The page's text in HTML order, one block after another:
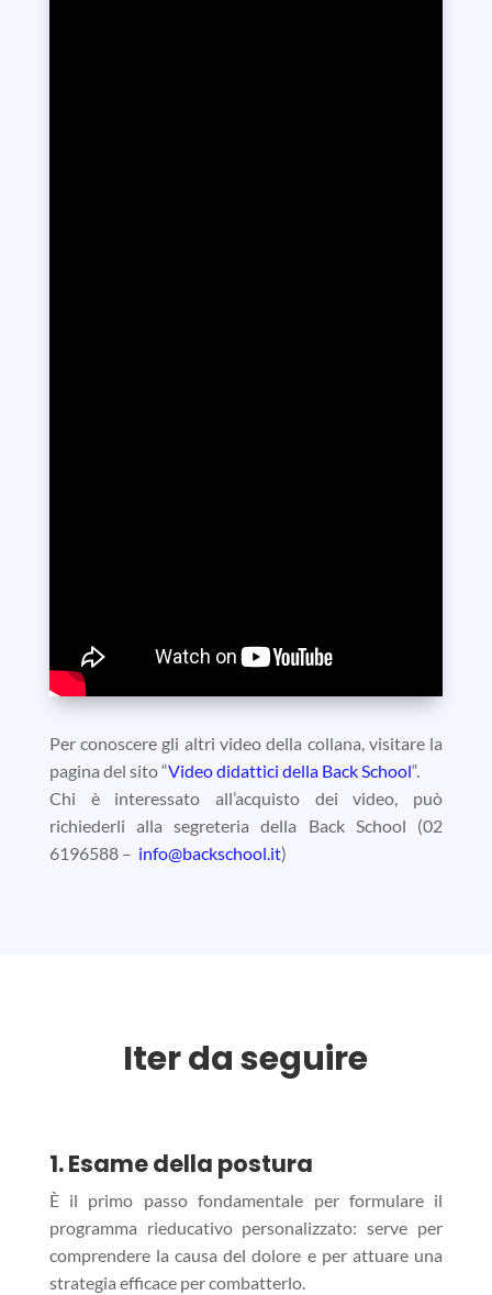
Per conoscere gli altri video della collana, visitare la
pagina del sito “Video didattici della Back School“.
Chi è interessato all’acquisto dei video, può
richiederli alla segreteria della Back School (02
6196588 – info@backschool.it)
Iter da seguire
1. Esame della postura
È il primo passo fondamentale per formulare il
programma rieducativo personalizzato: serve per
comprendere la causa del dolore e per attuare una
strategia efficace per combatterlo.